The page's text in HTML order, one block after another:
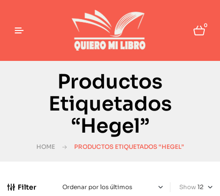
0
Productos
Etiquetados
“Hegel”
HOME PRODUCTOS ETIQUETADOS “HEGEL”
Filter Show